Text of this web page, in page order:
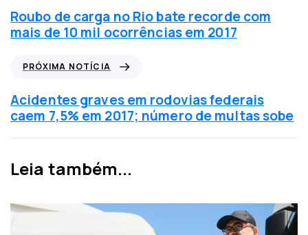
t
í
c
n
t
e
i
r
Roubo de carga no Rio bate recorde com
mais de 10 mil ocorrências em 2017
ó
x
i
m
n
t
PRÓXIMA NOTÍCIA
Acidentes graves em rodovias federais
caem 7,5% em 2017; número de multas sobe
Leia também...